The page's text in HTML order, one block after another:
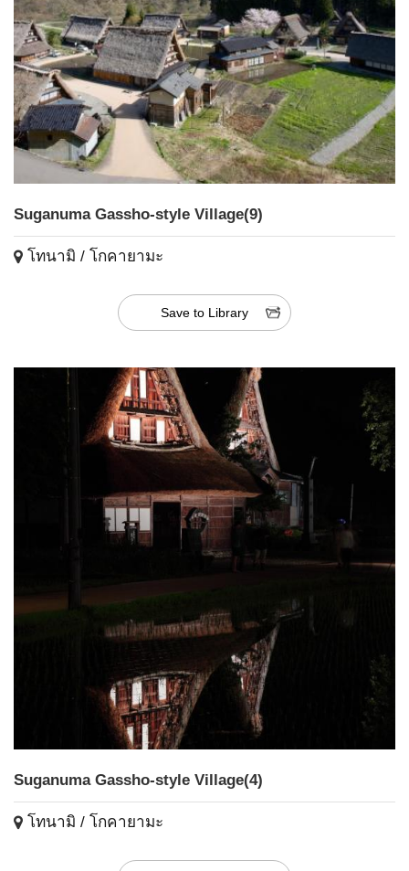
Suganuma Gassho-style Village(9)
โทนามิ / โกคายามะ
Save to Library
Suganuma Gassho-style Village(4)
โทนามิ / โกคายามะ